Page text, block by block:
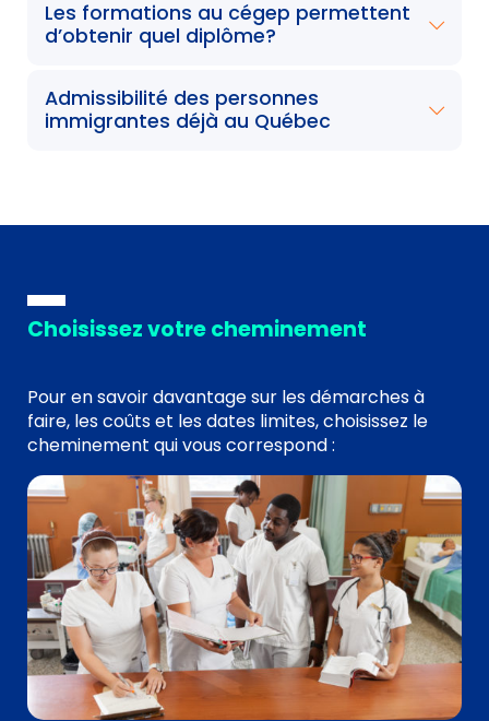
Les formations au cégep permettent
d’obtenir quel diplôme?
Admissibilité des personnes
immigrantes déjà au Québec
Choisissez votre cheminement
Pour en savoir davantage sur les démarches à
faire, les coûts et les dates limites, choisissez le
cheminement qui vous correspond :